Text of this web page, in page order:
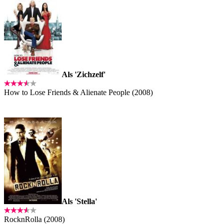
Als 'Zichzelf'
How to Lose Friends & Alienate People (2008)
Als 'Stella'
RocknRolla (2008)